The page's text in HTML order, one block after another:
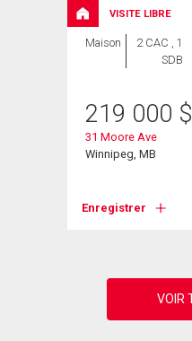
VISITE LIBRE
Maison
2 CAC , 1
SDB
219 000 $
31 Moore Ave
Winnipeg, MB
Enregistrer